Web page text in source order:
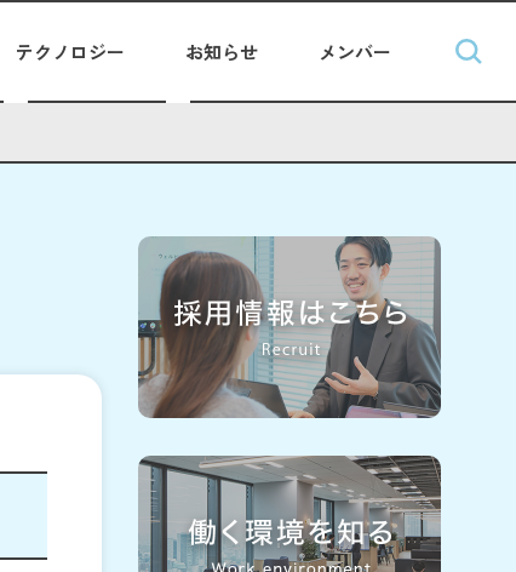
テクノロジー お知らせ メンバー